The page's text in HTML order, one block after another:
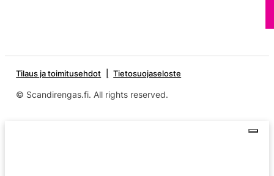
Tilaus ja toimitusehdot Tietosuojaseloste
© Scandirengas.fi. All rights reserved.